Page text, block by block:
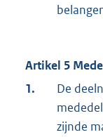
Artikel 5
1.
De
zijnde